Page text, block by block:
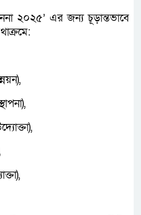
২০২৫’ এর জন্য চূড়ান্তভাবে